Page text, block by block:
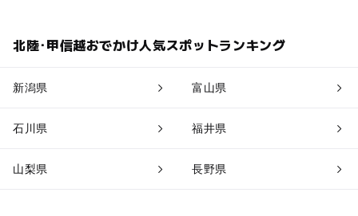
北陸･甲信越おでかけ人気スポットランキング
新潟県 富山県
石川県 福井県
山梨県 長野県